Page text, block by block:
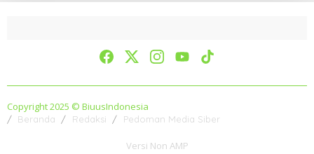
Copyright 2025 © BiuusIndonesia
Beranda Redaksi Pedoman Media Siber
Versi Non AMP